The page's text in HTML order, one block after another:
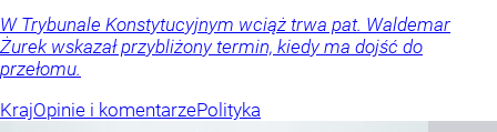
W Trybunale Konstytucyjnym wciąż trwa pat. Waldemar
Żurek wskazał przybliżony termin, kiedy ma dojść do
przełomu.
KrajOpinie i komentarzePolityka